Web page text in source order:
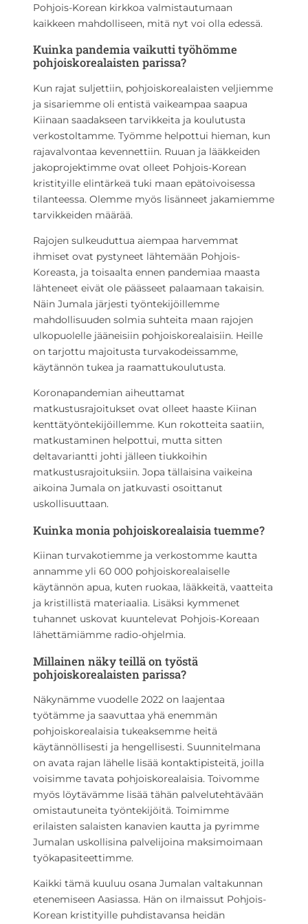
Pohjois-Korean kirkkoa valmistautumaan
kaikkeen mahdolliseen, mitä nyt voi olla edessä.
Kuinka pandemia vaikutti työhömme
pohjoiskorealaisten parissa?
Kun rajat suljettiin, pohjoiskorealaisten veljiemme
ja sisariemme oli entistä vaikeampaa saapua
Kiinaan saadakseen tarvikkeita ja koulutusta
verkostoltamme. Työmme helpottui hieman, kun
rajavalvontaa kevennettiin. Ruuan ja lääkkeiden
jakoprojektimme ovat olleet Pohjois-Korean
kristityille elintärkeä tuki maan epätoivoisessa
tilanteessa. Olemme myös lisänneet jakamiemme
tarvikkeiden määrää.
Rajojen sulkeuduttua aiempaa harvemmat
ihmiset ovat pystyneet lähtemään Pohjois-
Koreasta, ja toisaalta ennen pandemiaa maasta
lähteneet eivät ole päässeet palaamaan takaisin.
Näin Jumala järjesti työntekijöillemme
mahdollisuuden solmia suhteita maan rajojen
ulkopuolelle jääneisiin pohjoiskorealaisiin. Heille
on tarjottu majoitusta turvakodeissamme,
käytännön tukea ja raamattukoulutusta.
Koronapandemian aiheuttamat
matkustusrajoitukset ovat olleet haaste Kiinan
kenttätyöntekijöillemme. Kun rokotteita saatiin,
matkustaminen helpottui, mutta sitten
deltavariantti johti jälleen tiukkoihin
matkustusrajoituksiin. Jopa tällaisina vaikeina
aikoina Jumala on jatkuvasti osoittanut
uskollisuuttaan.
Kuinka monia pohjoiskorealaisia tuemme?
Kiinan turvakotiemme ja verkostomme kautta
annamme yli 60 000 pohjoiskorealaiselle
käytännön apua, kuten ruokaa, lääkkeitä, vaatteita
ja kristillistä materiaalia. Lisäksi kymmenet
tuhannet uskovat kuuntelevat Pohjois-Koreaan
lähettämiämme radio-ohjelmia.
Millainen näky teillä on työstä
pohjoiskorealaisten parissa?
Näkynämme vuodelle 2022 on laajentaa
työtämme ja saavuttaa yhä enemmän
pohjoiskorealaisia tukeaksemme heitä
käytännöllisesti ja hengellisesti. Suunnitelmana
on avata rajan lähelle lisää kontaktipisteitä, joilla
voisimme tavata pohjoiskorealaisia. Toivomme
myös löytävämme lisää tähän palvelutehtävään
omistautuneita työntekijöitä. Toimimme
erilaisten salaisten kanavien kautta ja pyrimme
Jumalan uskollisina palvelijoina maksimoimaan
työkapasiteettimme.
Kaikki tämä kuuluu osana Jumalan valtakunnan
etenemiseen Aasiassa. Hän on ilmaissut Pohjois-
Korean kristityille puhdistavansa heidän